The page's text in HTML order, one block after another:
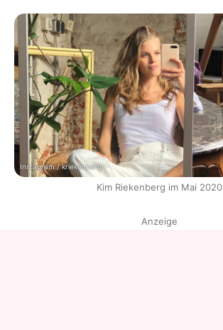
Instagram / kriekenberg
Kim Riekenberg im Mai 2020
Anzeige